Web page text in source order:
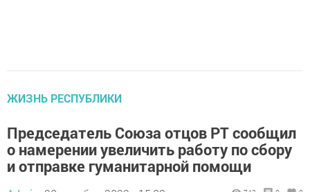
ЖИЗНЬ РЕСПУБЛИКИ
Председатель Союза отцов РТ сообщил
о намерении увеличить работу по сбору
и отправке гуманитарной помощи